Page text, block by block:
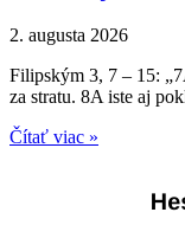
2. augusta 2026
Filipským 3, 7 – 15:
za stratu. 8A iste aj
Čítať viac »